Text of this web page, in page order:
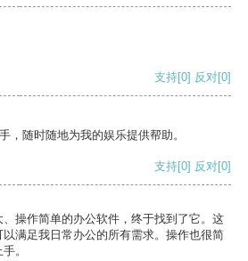
支持[0] 反对[0]
，随时随地为我的娱乐提供帮助。
支持[0] 反对[0]
操作简单的办公软件，终于找到了它。这
满足我日常办公的所有需求。操作也很简
。